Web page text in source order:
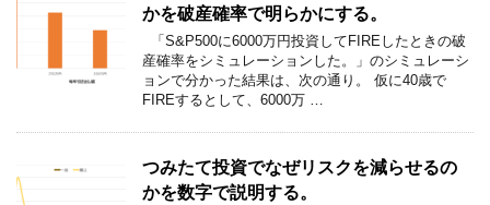
かを破産確率で明らかにする。
「S&P500に6000万円投資してFIREしたときの破
産確率をシミュレーションした。」のシミュレーシ
ョンで分かった結果は、次の通り。 仮に40歳で
FIREするとして、6000万 …
つみたて投資でなぜリスクを減らせるの
かを数字で説明する。